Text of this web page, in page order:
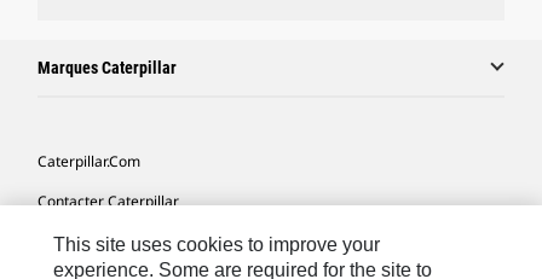
Marques Caterpillar
Caterpillar.com
Contacter Caterpillar
Mes Préférences Marketing
This site uses cookies to improve your
experience. Some are required for the site to